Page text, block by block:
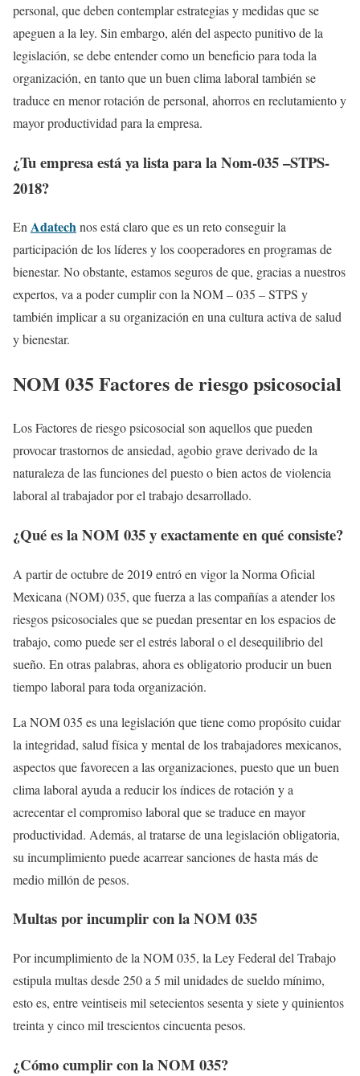
personal, que deben contemplar estrategias y medidas que se
apeguen a la ley. Sin embargo, alén del aspecto punitivo de la
legislación, se debe entender como un beneficio para toda la
organización, en tanto que un buen clima laboral también se
traduce en menor rotación de personal, ahorros en reclutamiento y
mayor productividad para la empresa.
¿Tu empresa está ya lista para la Nom-035 –STPS-
2018?
EnAdatechnos está claro que es un reto conseguir la
participación de los líderes y los cooperadores en programas de
bienestar. No obstante, estamos seguros de que, gracias a nuestros
expertos, va a poder cumplir con la NOM – 035 – STPS y
también implicar a su organización en una cultura activa de salud
y bienestar.
NOM 035 Factores de riesgo psicosocial
Los Factores de riesgo psicosocial son aquellos que pueden
provocar trastornos de ansiedad, agobio grave derivado de la
naturaleza de las funciones del puesto o bien actos de violencia
laboral al trabajador por el trabajo desarrollado.
¿Qué es la NOM 035 y exactamente en qué consiste?
A partir de octubre de 2019 entró en vigor la Norma Oficial
Mexicana (NOM) 035, que fuerza a las compañías a atender los
riesgos psicosociales que se puedan presentar en los espacios de
trabajo, como puede ser el estrés laboral o el desequilibrio del
sueño. En otras palabras, ahora es obligatorio producir un buen
tiempo laboral para toda organización.
La NOM 035 es una legislación que tiene como propósito cuidar
la integridad, salud física y mental de los trabajadores mexicanos,
aspectos que favorecen a las organizaciones, puesto que un buen
clima laboral ayuda a reducir los índices de rotación y a
acrecentar el compromiso laboral que se traduce en mayor
productividad. Además, al tratarse de una legislación obligatoria,
su incumplimiento puede acarrear sanciones de hasta más de
medio millón de pesos.
Multas por incumplir con la NOM 035
Por incumplimiento de la NOM 035, la Ley Federal del Trabajo
estipula multas desde 250 a 5 mil unidades de sueldo mínimo,
esto es, entre veintiseis mil setecientos sesenta y siete y quinientos
treinta y cinco mil trescientos cincuenta pesos.
¿Cómo cumplir con la NOM 035?